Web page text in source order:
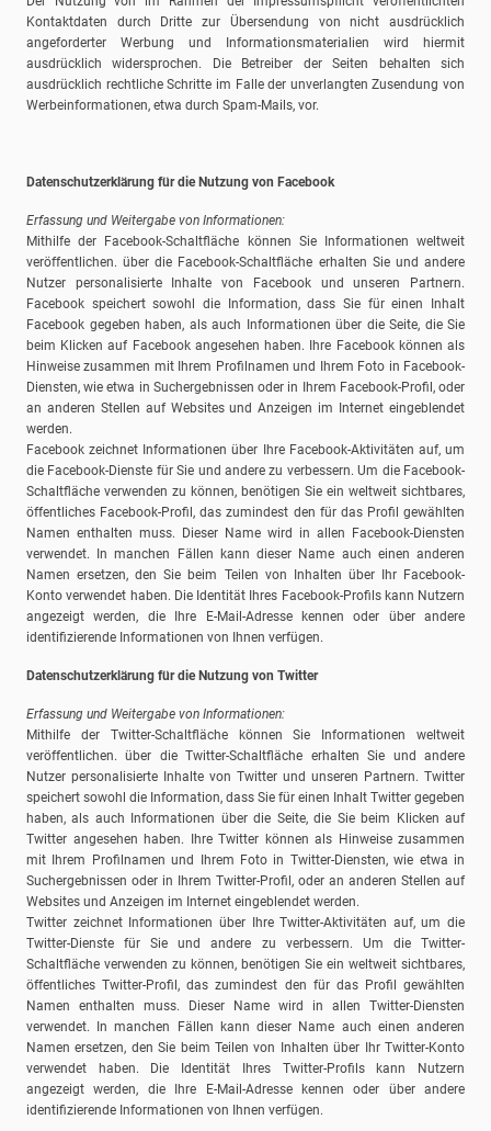
Kontaktdaten durch Dritte zur Übersendung von nicht ausdrücklich
angeforderter Werbung und Informationsmaterialien wird hiermit
ausdrücklich widersprochen. Die Betreiber der Seiten behalten sich
ausdrücklich rechtliche Schritte im Falle der unverlangten Zusendung von
Werbeinformationen, etwa durch Spam-Mails, vor.
Datenschutzerklärung für die Nutzung von Facebook
Erfassung und Weitergabe von Informationen:
Mithilfe der Facebook-Schaltfläche können Sie Informationen weltweit
veröffentlichen. über die Facebook-Schaltfläche erhalten Sie und andere
Nutzer personalisierte Inhalte von Facebook und unseren Partnern.
Facebook speichert sowohl die Information, dass Sie für einen Inhalt
Facebook gegeben haben, als auch Informationen über die Seite, die Sie
beim Klicken auf Facebook angesehen haben. Ihre Facebook können als
Hinweise zusammen mit Ihrem Profilnamen und Ihrem Foto in Facebook-
Diensten, wie etwa in Suchergebnissen oder in Ihrem Facebook-Profil, oder
an anderen Stellen auf Websites und Anzeigen im Internet eingeblendet
werden.
Facebook zeichnet Informationen über Ihre Facebook-Aktivitäten auf, um
die Facebook-Dienste für Sie und andere zu verbessern. Um die Facebook-
Schaltfläche verwenden zu können, benötigen Sie ein weltweit sichtbares,
öffentliches Facebook-Profil, das zumindest den für das Profil gewählten
Namen enthalten muss. Dieser Name wird in allen Facebook-Diensten
verwendet. In manchen Fällen kann dieser Name auch einen anderen
Namen ersetzen, den Sie beim Teilen von Inhalten über Ihr Facebook-
Konto verwendet haben. Die Identität Ihres Facebook-Profils kann Nutzern
angezeigt werden, die Ihre E-Mail-Adresse kennen oder über andere
identifizierende Informationen von Ihnen verfügen.
Datenschutzerklärung für die Nutzung von Twitter
Erfassung und Weitergabe von Informationen:
Mithilfe der Twitter-Schaltfläche können Sie Informationen weltweit
veröffentlichen. über die Twitter-Schaltfläche erhalten Sie und andere
Nutzer personalisierte Inhalte von Twitter und unseren Partnern. Twitter
speichert sowohl die Information, dass Sie für einen Inhalt Twitter gegeben
haben, als auch Informationen über die Seite, die Sie beim Klicken auf
Twitter angesehen haben. Ihre Twitter können als Hinweise zusammen
mit Ihrem Profilnamen und Ihrem Foto in Twitter-Diensten, wie etwa in
Suchergebnissen oder in Ihrem Twitter-Profil, oder an anderen Stellen auf
Websites und Anzeigen im Internet eingeblendet werden.
Twitter zeichnet Informationen über Ihre Twitter-Aktivitäten auf, um die
Twitter-Dienste für Sie und andere zu verbessern. Um die Twitter-
Schaltfläche verwenden zu können, benötigen Sie ein weltweit sichtbares,
öffentliches Twitter-Profil, das zumindest den für das Profil gewählten
Namen enthalten muss. Dieser Name wird in allen Twitter-Diensten
verwendet. In manchen Fällen kann dieser Name auch einen anderen
Namen ersetzen, den Sie beim Teilen von Inhalten über Ihr Twitter-Konto
verwendet haben. Die Identität Ihres Twitter-Profils kann Nutzern
angezeigt werden, die Ihre E-Mail-Adresse kennen oder über andere
identifizierende Informationen von Ihnen verfügen.